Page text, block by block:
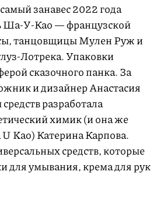
занавес 2022 года
Ша-У-Као — французской
танцовщицы Мулен Руж и
Лотрека. Упаковки
сказочного панка. За
и дизайнер Анастасия
разработала
химик (и она же
U Kao) Катерина Карпова.
средств, которые
для умывания, крема для рук